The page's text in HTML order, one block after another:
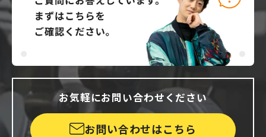
お気軽にお問い合わせください
お問い合わせはこちら